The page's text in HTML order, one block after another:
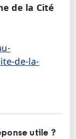
de la Cité
de-la-
utile ?